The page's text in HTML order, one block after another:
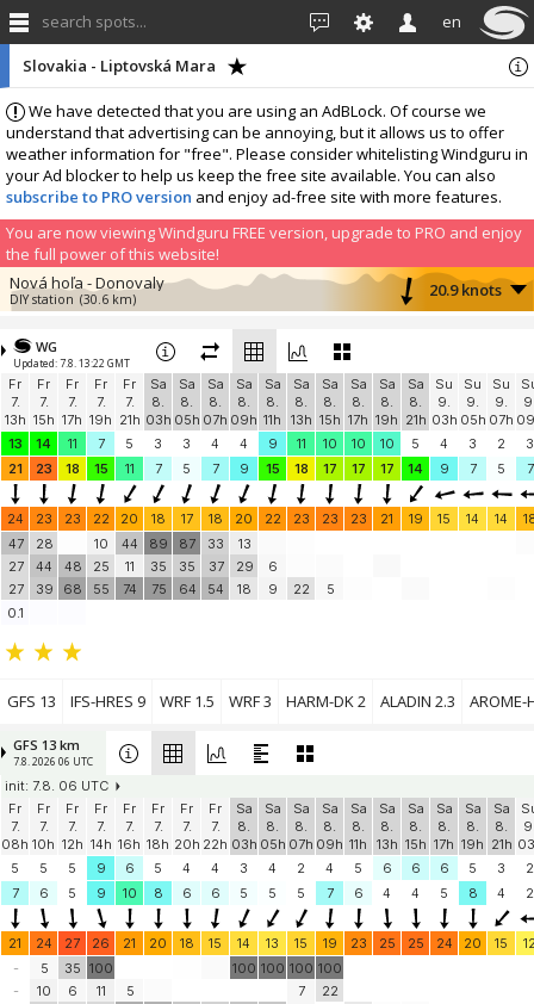
search spots... en
We have detected that you are using an AdBLock. Of course we
understand that advertising can be annoying, but it allows us to offer
weather information for "free". Please consider whitelisting Windguru in
your Ad blocker to help us keep the free site available. You can also
subscribe to PRO version and enjoy ad-free site with more features.
You are now viewing Windguru FREE version, upgrade to PRO and enjoy
the full power of this website!
Slovakia - Liptovská Mara
Nová hoľa - Donovaly
DIY station (30.6 km) 20.9 knots
PG Podkonické Pleše 988m n.m.
Add your station...
WG
Updated: 7.8. 13:22 GMT
Fr
7.
13h
Fr
7.
15h
Fr
7.
17h
Fr
7.
19h
Fr
7.
21h
Sa
8.
03h
Sa
8.
05h
Sa
8.
07h
Sa
8.
09h
Sa
8.
11h
Sa
8.
13h
Sa
8.
15h
Sa
8.
17h
Sa
8.
19h
Sa
8.
21h
Su
9.
03h
Su
9.
05h
Su
9.
07h
13
14 11 7 5 3 3 4 4 9 11 10 10 10 5 4 3 2
3
21
23 18 15 11 7 5 7 9 15 18 17 17 17 14 9 7 5 7
24 23 23 22 20 18 17 18 20 22 23 23 23 21 19 15 14 14
47
27
27
28
44
39
48
68
10
25
55
44
11
74
89
35
75
87
35
64
33
37
54
13
29
18
6
9
22
5
0.1
GFS 13 IFS-HRES 9 WRF 1.5 WRF 3 HARM-DK 2 ALADIN 2.3 AROME-
GFS 13 km
7.8. 2026 06 UTC
init: 7.8. 06 UTC
Fr
7.
08h
Fr
7.
10h
Fr
7.
12h
Fr
7.
14h
Fr
7.
16h
Fr
7.
18h
Fr
7.
20h
Fr
7.
22h
Sa
8.
03h
Sa
8.
05h
Sa
8.
07h
Sa
8.
09h
Sa
8.
11h
Sa
8.
13h
Sa
8.
15h
Sa
8.
17h
Sa
8.
19h
Sa
8.
21h
5
5 5 9 6 5 4 4 3 4 2 4 5 6 6 6 5 3
2
7
6 5 9 10 8 6 6 5 5 5 7 6 4 4 5 8 4 2
21 24 27 26 21 20 18 15 14 13 15 19 23 25 25 24 20 15
-
-
5
10
35
6
100
11
5
100 100 100
7
100
22